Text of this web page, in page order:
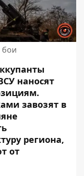
бои
наносят
завозят в
региона,
от